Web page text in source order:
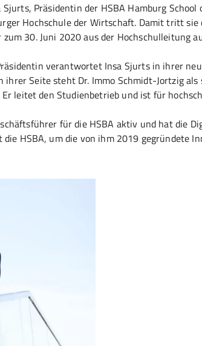
Präsidentin der HSBA Hamburg
Hochschule der Wirtschaft. Damit tritt sie
30. Juni 2020 aus der Hochschulleitung
verantwortet Insa Sjurts in ihrer
ihrer Seite steht Dr. Immo Schmidt-Jortzig
leitet den Studienbetrieb und ist für
für die HSBA aktiv und hat die
HSBA, um die von ihm 2019 gegründete